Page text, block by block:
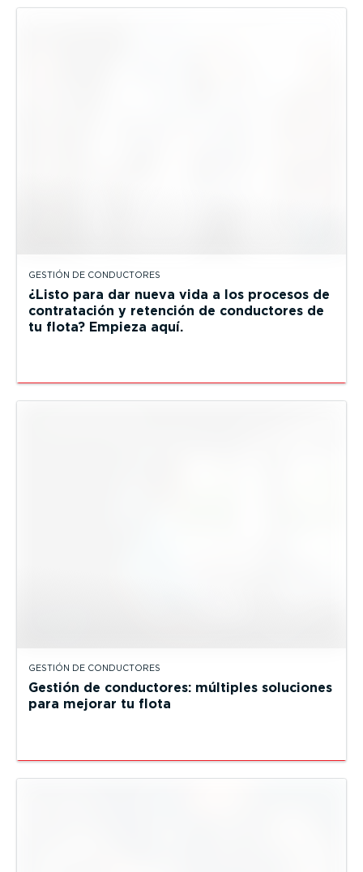
GESTIÓN DE CONDUCTORES
¿Listo para dar nueva vida a los procesos de
contratación y retención de conductores de
tu flota? Empieza aquí.
GESTIÓN DE CONDUCTORES
Gestión de conductores: múltiples soluciones
para mejorar tu flota